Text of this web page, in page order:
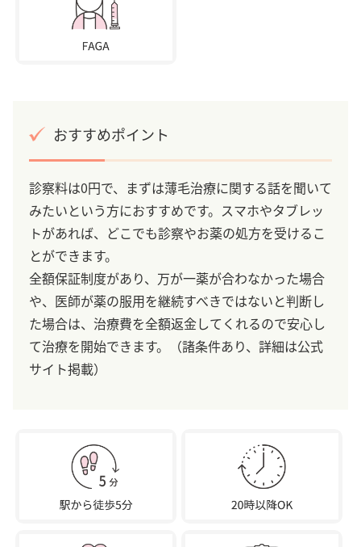
おすすめポイント
診察料は0円で、まずは薄毛治療に関する話を聞いて
みたいという方におすすめです。スマホやタブレッ
トがあれば、どこでも診察やお薬の処方を受けるこ
とができます。
全額保証制度があり、万が一薬が合わなかった場合
や、医師が薬の服用を継続すべきではないと判断し
た場合は、治療費を全額返金してくれるので安心し
て治療を開始できます。（諸条件あり、詳細は公式
サイト掲載）